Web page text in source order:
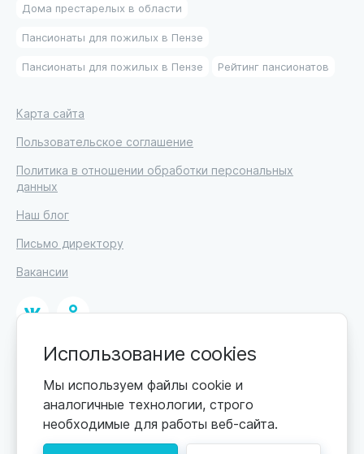
Дома престарелых в области
Пансионаты для пожилых в Пензе
Пансионаты для пожилых в Пензе Рейтинг пансионатов
Карта сайта
Пользовательское соглашение
Политика в отношении обработки персональных
данных
Наш блог
Письмо директору
Вакансии
© 2026
ИП Высоцкий Дмитрий Петрович, ИНН 233610721148
Цены обновляются по мере поступления новой
информации. Точную стоимость уточняйте у
пансионата. Информация, предоставленная на сайте,
Использование cookies
Мы используем файлы cookie и
аналогичные технологии, строго
необходимые для работы веб-сайта.